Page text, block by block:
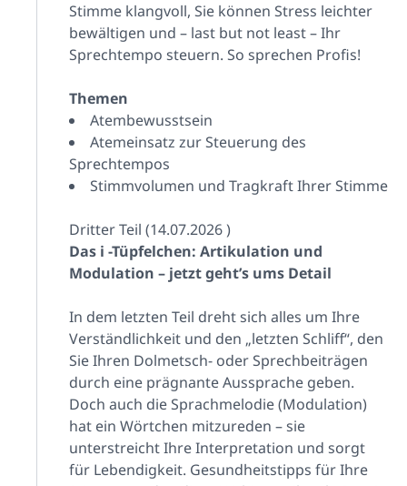
Stimme klangvoll, Sie können Stress leichter
bewältigen und – last but not least – Ihr
Sprechtempo steuern. So sprechen Profis!
Themen
Atembewusstsein
Atemeinsatz zur Steuerung des
Sprechtempos
Stimmvolumen und Tragkraft Ihrer Stimme
Dritter Teil (14.07.2026 )
Das i -Tüpfelchen: Artikulation und
Modulation – jetzt geht’s ums Detail
In dem letzten Teil dreht sich alles um Ihre
Verständlichkeit und den „letzten Schliff“, den
Sie Ihren Dolmetsch- oder Sprechbeiträgen
durch eine prägnante Aussprache geben.
Doch auch die Sprachmelodie (Modulation)
hat ein Wörtchen mitzureden – sie
unterstreicht Ihre Interpretation und sorgt
für Lebendigkeit. Gesundheitstipps für Ihre